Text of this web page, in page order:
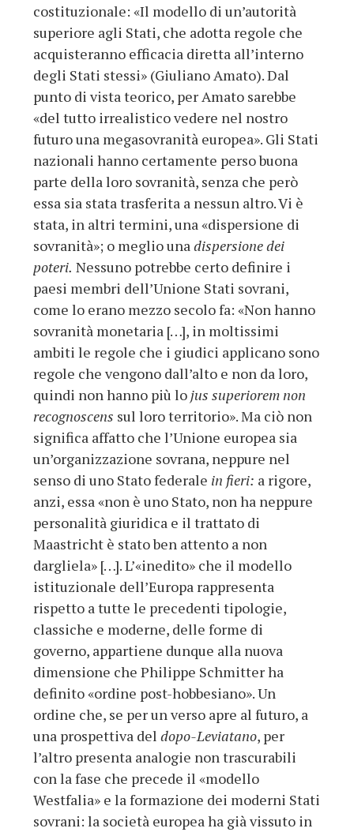
costituzionale: «Il modello di un’autorità
superiore agli Stati, che adotta regole che
acquisteranno efficacia diretta all’interno
degli Stati stessi» (Giuliano Amato). Dal
punto di vista teorico, per Amato sarebbe
«del tutto irrealistico vedere nel nostro
futuro una megasovranità europea». Gli Stati
nazionali hanno certamente perso buona
parte della loro sovranità, senza che però
essa sia stata trasferita a nessun altro. Vi è
stata, in altri termini, una «dispersione di
sovranità»; o meglio unadispersione dei
poteri. Nessuno potrebbe certo definire i
paesi membri dell’Unione Stati sovrani,
come lo erano mezzo secolo fa: «Non hanno
sovranità monetaria […], in moltissimi
ambiti le regole che i giudici applicano sono
regole che vengono dall’alto e non da loro,
quindi non hanno più lojus superiorem non
recognoscens sul loro territorio». Ma ciò non
significa affatto che l’Unione europea sia
un’organizzazione sovrana, neppure nel
senso di uno Stato federale in fieri: a rigore,
anzi, essa «non è uno Stato, non ha neppure
personalità giuridica e il trattato di
Maastricht è stato ben attento a non
dargliela» […]. L’«inedito» che il modello
istituzionale dell’Europa rappresenta
rispetto a tutte le precedenti tipologie,
classiche e moderne, delle forme di
governo, appartiene dunque alla nuova
dimensione che Philippe Schmitter ha
definito «ordine post-hobbesiano». Un
ordine che, se per un verso apre al futuro, a
una prospettiva del dopo-Leviatano, per
l’altro presenta analogie non trascurabili
con la fase che precede il «modello
Westfalia» e la formazione dei moderni Stati
sovrani: la società europea ha già vissuto in